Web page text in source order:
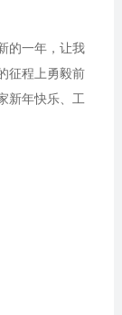
的一年，让我
征程上勇毅前
新年快乐、工